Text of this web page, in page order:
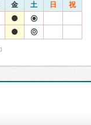
金 土 日 祝